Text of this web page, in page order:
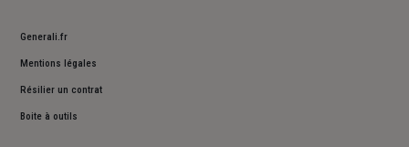
Generali.fr
Mentions légales
Résilier un contrat
Boite à outils